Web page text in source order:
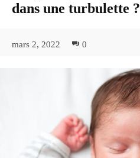
dans une turbulette ?
mars 2, 2022 0